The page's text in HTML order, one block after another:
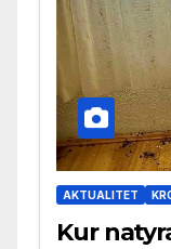
AKTUALITET
Kur